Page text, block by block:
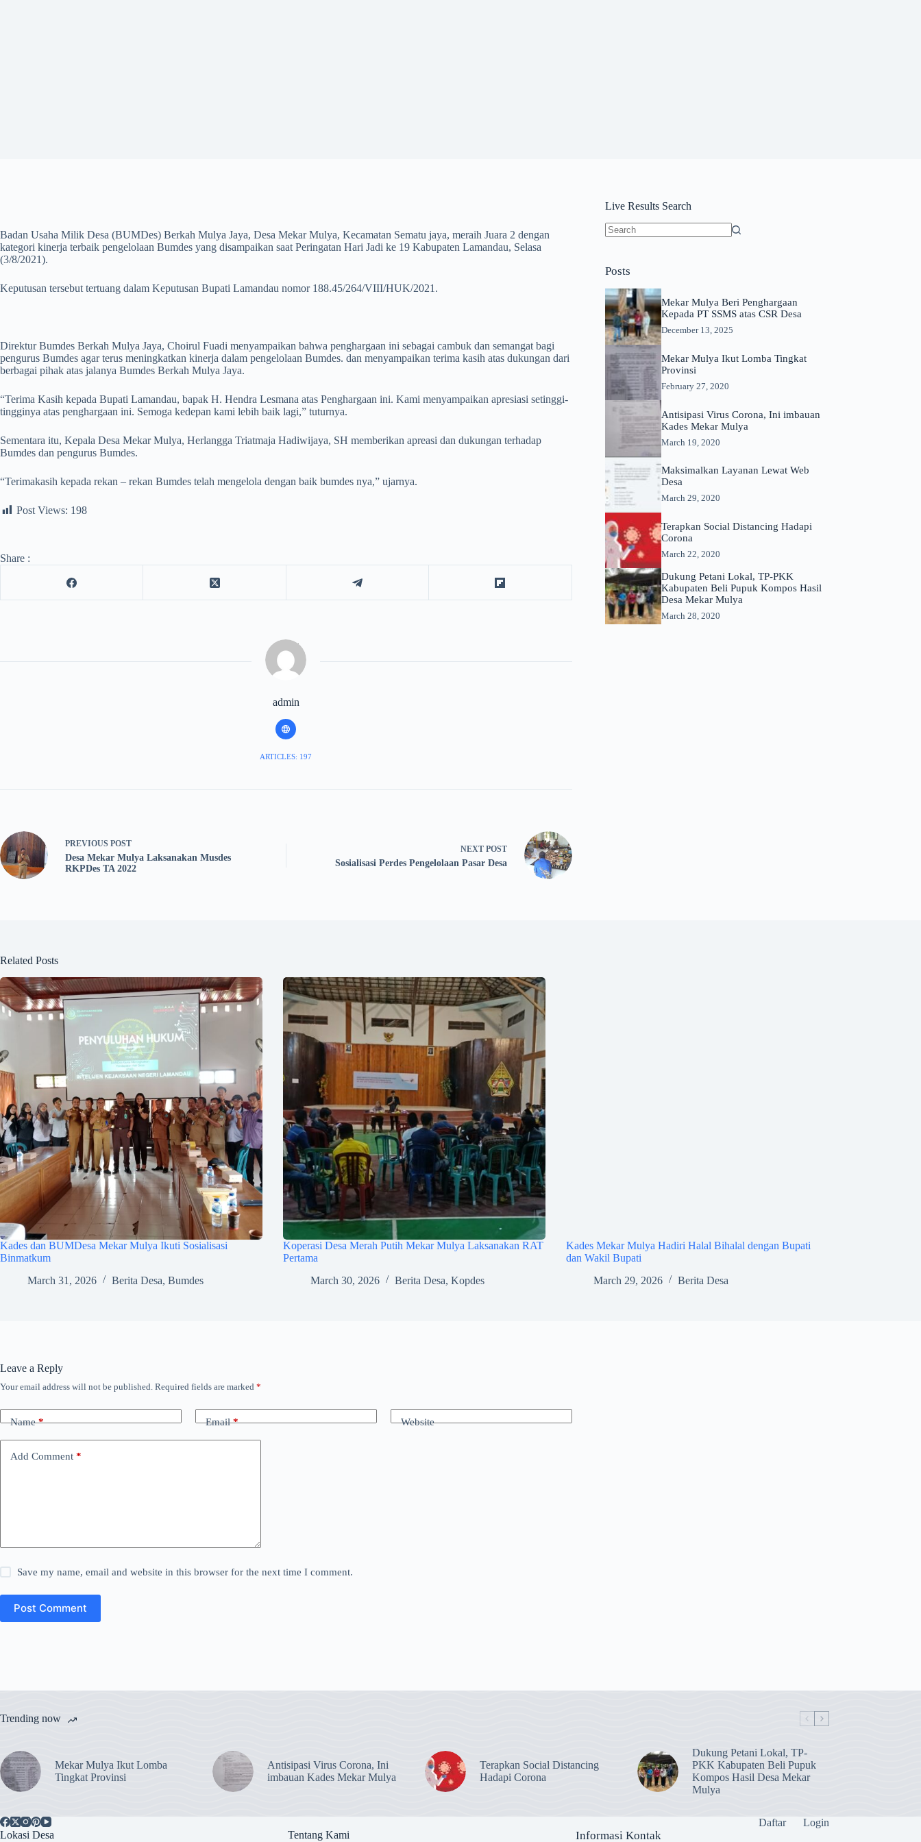
Badan Usaha Milik Desa (BUMDes) Berkah Mulya Jaya, Desa Mekar Mulya, Kecamatan Sematu jaya, meraih Juara 2 dengan
kategori kinerja terbaik pengelolaan Bumdes yang disampaikan saat Peringatan Hari Jadi ke 19 Kabupaten Lamandau, Selasa
(3/8/2021).
Keputusan tersebut tertuang dalam Keputusan Bupati Lamandau nomor 188.45/264/VIII/HUK/2021.
Direktur Bumdes Berkah Mulya Jaya, Choirul Fuadi menyampaikan bahwa penghargaan ini sebagai cambuk dan semangat bagi
pengurus Bumdes agar terus meningkatkan kinerja dalam pengelolaan Bumdes. dan menyampaikan terima kasih atas dukungan dari
berbagai pihak atas jalanya Bumdes Berkah Mulya Jaya.
“Terima Kasih kepada Bupati Lamandau, bapak H. Hendra Lesmana atas Penghargaan ini. Kami menyampaikan apresiasi setinggi-
tingginya atas penghargaan ini. Semoga kedepan kami lebih baik lagi,” tuturnya.
Sementara itu, Kepala Desa Mekar Mulya, Herlangga Triatmaja Hadiwijaya, SH memberikan apreasi dan dukungan terhadap
Bumdes dan pengurus Bumdes.
“Terimakasih kepada rekan – rekan Bumdes telah mengelola dengan baik bumdes nya,” ujarnya.
Post Views: 198
Share :
admin
ARTICLES: 197
PREVIOUS POST
Desa Mekar Mulya Laksanakan Musdes
RKPDes TA 2022
NEXT POST
Sosialisasi Perdes Pengelolaan Pasar Desa
Live Results Search
Posts
Mekar Mulya Beri Penghargaan
Kepada PT SSMS atas CSR Desa
December 13, 2025
Mekar Mulya Ikut Lomba Tingkat
Provinsi
February 27, 2020
Antisipasi Virus Corona, Ini imbauan
Kades Mekar Mulya
March 19, 2020
Maksimalkan Layanan Lewat Web
Desa
March 29, 2020
Terapkan Social Distancing Hadapi
Corona
March 22, 2020
Dukung Petani Lokal, TP-PKK
Kabupaten Beli Pupuk Kompos Hasil
Desa Mekar Mulya
March 28, 2020
Related Posts
Kades dan BUMDesa Mekar Mulya Ikuti Sosialisasi
Binmatkum
March 31, 2026
Berita Desa, Bumdes
Koperasi Desa Merah Putih Mekar Mulya Laksanakan RAT
Pertama
March 30, 2026
Berita Desa,Kopdes
Kades Mekar Mulya Hadiri Halal Bihalal dengan Bupati
dan Wakil Bupati
March 29, 2026
Berita Desa
Leave a Reply
Your email address will not be published. Required fields are marked *
Name* Email* Website
Add Comment *
Save my name, email and website in this browser for the next time I comment.
Post Comment
Trending now
Mekar Mulya Ikut Lomba
Tingkat Provinsi
Antisipasi Virus Corona, Ini
imbauan Kades Mekar Mulya
Terapkan Social Distancing
Hadapi Corona
Dukung Petani Lokal, TP-
PKK Kabupaten Beli Pupuk
Kompos Hasil Desa Mekar
Mulya
Daftar
Login
Lokasi Desa
Tentang Kami Informasi Kontak